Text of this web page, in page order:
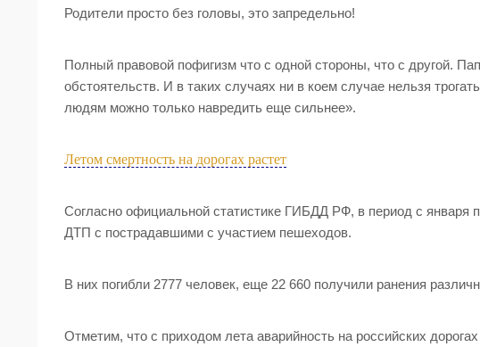
Родители просто без головы, это запредельно!
Полный правовой пофигизм что с одной стороны, что с другой.
обстоятельств. И в таких случаях ни в коем случае нельзя
людям можно только навредить еще сильнее».
Летом смертность на дорогах растет
Согласно официальной статистике ГИБДД РФ, в период с января
ДТП с пострадавшими с участием пешеходов.
В них погибли 2777 человек, еще 22 660 получили ранения
Отметим, что с приходом лета аварийность на российских